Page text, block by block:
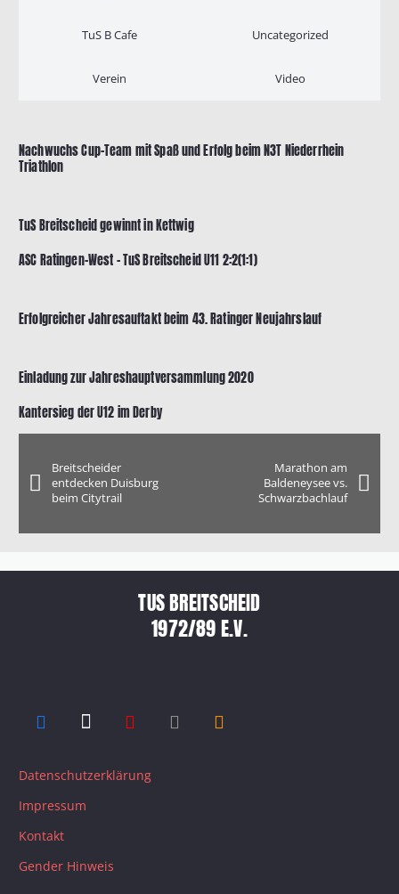
TuS B Cafe Uncategorized
Verein Video
Nachwuchs Cup-Team mit Spaß und Erfolg beim N3T Niederrhein
Triathlon
TuS Breitscheid gewinnt in Kettwig
ASC Ratingen-West – TuS Breitscheid U11 2:2(1:1)
Erfolgreicher Jahresauftakt beim 43. Ratinger Neujahrslauf
Einladung zur Jahreshauptversammlung 2020
Kantersieg der U12 im Derby
Breitscheider
entdecken Duisburg
beim Citytrail
Marathon am
Baldeneysee vs.
Schwarzbachlauf
TUS BREITSCHEID
1972/89 E.V.
Datenschutzerklärung
Impressum
Kontakt
Gender Hinweis